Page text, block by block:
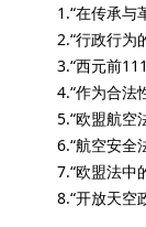
1.“在传承与
2.“行政行为
3.“西元前
4.“作为合法
5.“欧盟航空
6.“航空安全
7.“欧盟法中
8.“开放天空